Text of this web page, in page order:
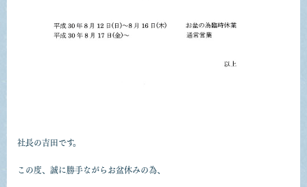
社長の吉田です。
この度、誠に勝手ながらお盆休みの為、